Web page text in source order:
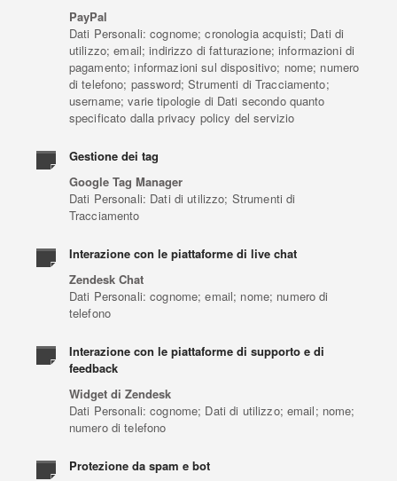
PayPal
Dati Personali: cognome; cronologia acquisti; Dati di
utilizzo; email; indirizzo di fatturazione; informazioni di
pagamento; informazioni sul dispositivo; nome; numero
di telefono; password; Strumenti di Tracciamento;
username; varie tipologie di Dati secondo quanto
specificato dalla privacy policy del servizio
Gestione dei tag
Google Tag Manager
Dati Personali: Dati di utilizzo; Strumenti di
Tracciamento
Interazione con le piattaforme di live chat
Zendesk Chat
Dati Personali: cognome; email; nome; numero di
telefono
Interazione con le piattaforme di supporto e di
feedback
Widget di Zendesk
Dati Personali: cognome; Dati di utilizzo; email; nome;
numero di telefono
Protezione da spam e bot